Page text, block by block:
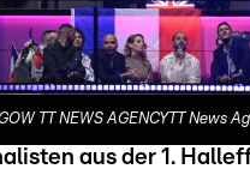
TT NEWS AGENCYTT News
aus der 1.